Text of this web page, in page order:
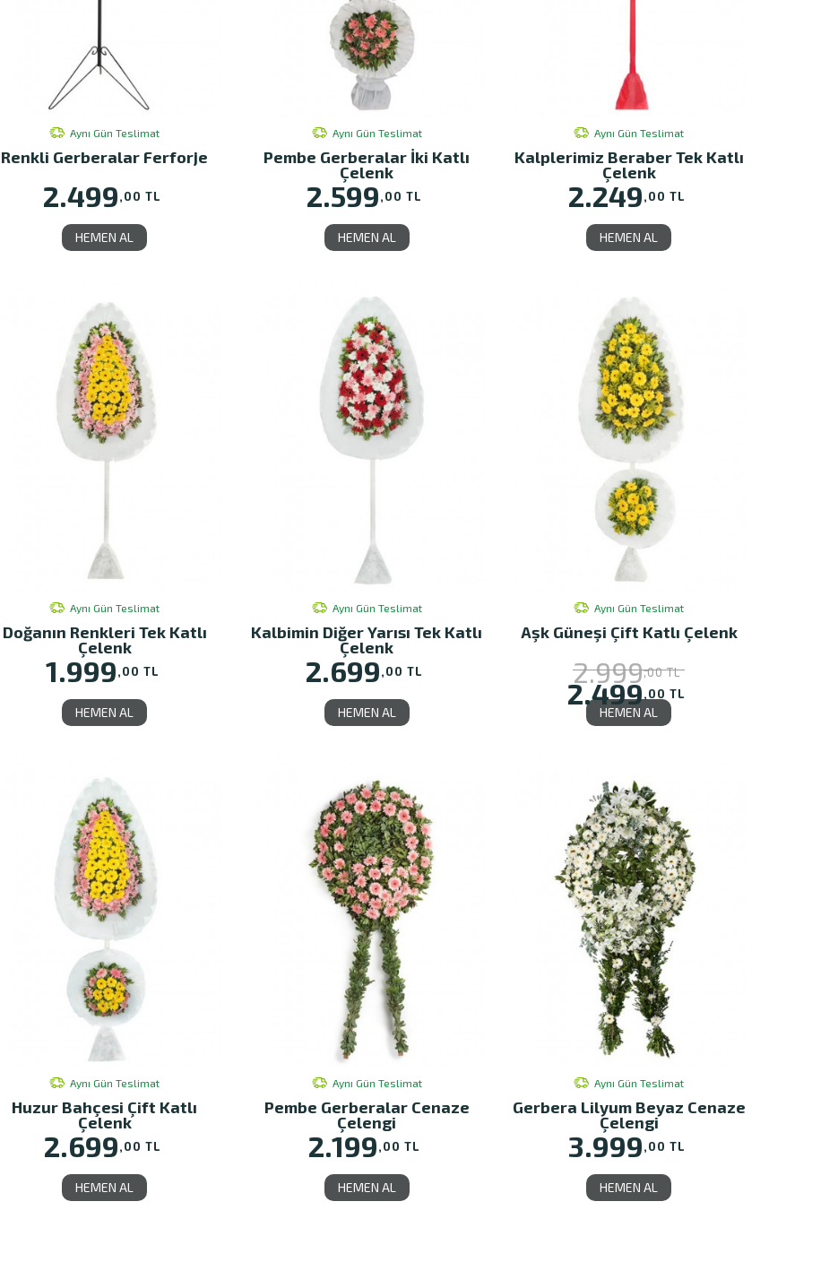
Aynı Gün Teslimat
Renkli Gerberalar Ferforje
2.499,00 TL
HEMEN AL
Aynı Gün Teslimat
Pembe Gerberalar İki Katlı
Çelenk
2.599,00 TL
HEMEN AL
Aynı Gün Teslimat
Kalplerimiz Beraber Tek Katlı
Çelenk
2.249,00 TL
HEMEN AL
Aynı Gün Teslimat
Doğanın Renkleri Tek Katlı
Çelenk
1.999,00 TL
HEMEN AL
Aynı Gün Teslimat
Kalbimin Diğer Yarısı Tek Katlı
Çelenk
2.699,00 TL
HEMEN AL
Aynı Gün Teslimat
Aşk Güneşi Çift Katlı Çelenk
2.999,00 TL
2.499,00 TL
HEMEN AL
Aynı Gün Teslimat
Huzur Bahçesi Çift Katlı
Çelenk
2.699,00 TL
HEMEN AL
Aynı Gün Teslimat
Pembe Gerberalar Cenaze
Çelengi
2.199,00 TL
HEMEN AL
Aynı Gün Teslimat
Gerbera Lilyum Beyaz Cenaze
Çelengi
3.999,00 TL
HEMEN AL